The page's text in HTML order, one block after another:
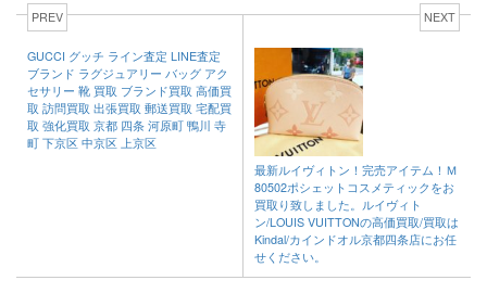
PREV
GUCCI グッチ ライン査定 LINE査定
ブランド ラグジュアリー バッグ アク
セサリー 靴 買取 ブランド買取 高価買
取 訪問買取 出張買取 郵送買取 宅配買
取 強化買取 京都 四条 河原町 鴨川 寺
町 下京区 中京区 上京区
NEXT
最新ルイヴィトン！完売アイテム！Ｍ
80502ポシェットコスメティックをお
買取り致しました。ルイヴィト
ン/LOUIS VUITTONの高価買取/買取は
Kindal/カインドオル京都四条店にお任
せください。